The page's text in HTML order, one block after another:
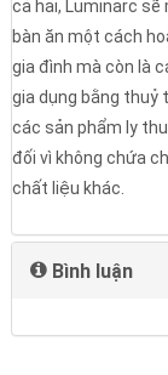
cả hai, Luminarc
bàn ăn một cách
gia đình mà còn là
gia dụng bằng thuỷ
các sản phẩm ly
đối vì không chứa
chất liệu khác.
Bình luận